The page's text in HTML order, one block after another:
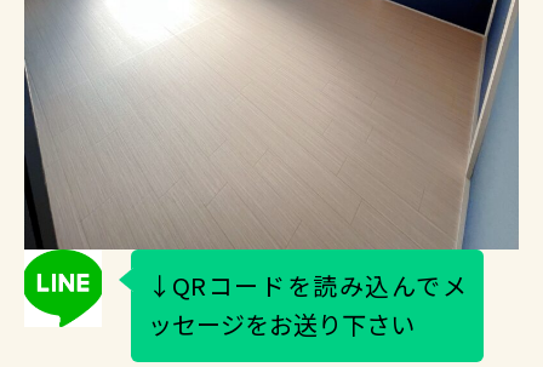
↓QRコードを読み込んでメ
ッセージをお送り下さい